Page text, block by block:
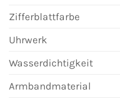
Zifferblattfarbe
Uhrwerk
Wasserdichtigkeit
Armbandmaterial